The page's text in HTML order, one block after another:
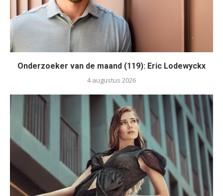
Onderzoeker van de maand (119): Eric Lodewyckx
4 augustus 2026